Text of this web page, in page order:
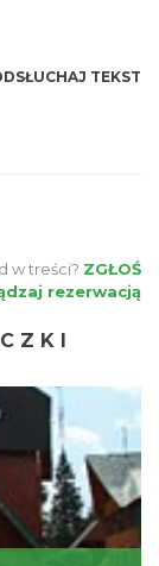
TEKST
w treści? ZGŁOŚ
rezerwacją